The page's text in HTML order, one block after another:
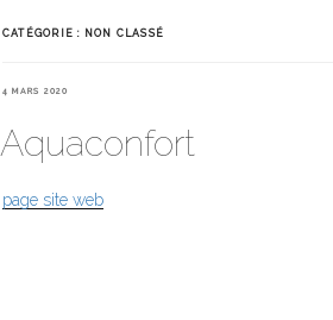
CATÉGORIE : NON CLASSÉ
PUBLIÉ
4 MARS 2020
Aquaconfort
page site web